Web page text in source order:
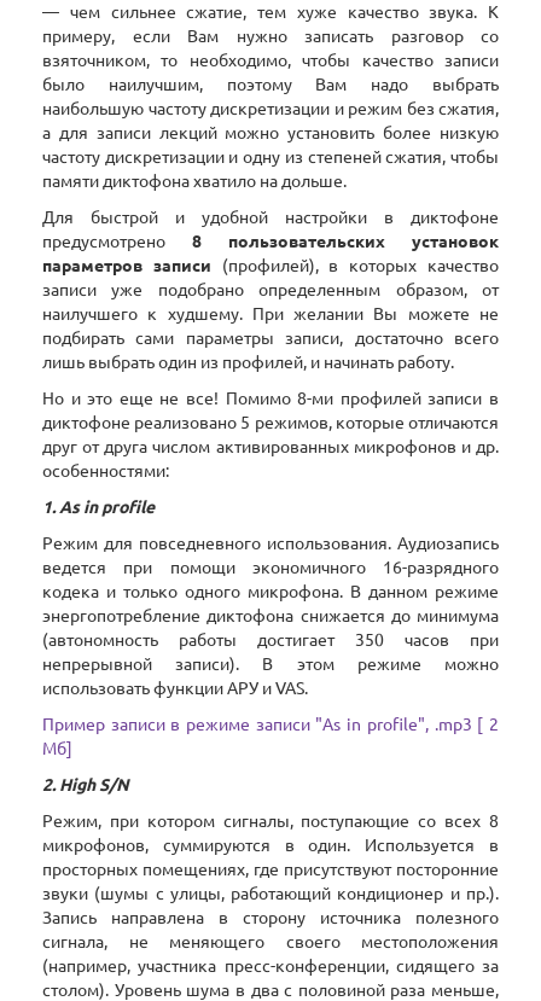
— чем сильнее сжатие, тем хуже качество звука. К
примеру, если Вам нужно записать разговор со
взяточником, то необходимо, чтобы качество записи
было наилучшим, поэтому Вам надо выбрать
наибольшую частоту дискретизации и режим без сжатия,
а для записи лекций можно установить более низкую
частоту дискретизации и одну из степеней сжатия, чтобы
памяти диктофона хватило на дольше.
Для быстрой и удобной настройки в диктофоне
предусмотрено 8 пользовательских установок
параметров записи (профилей), в которых качество
записи уже подобрано определенным образом, от
наилучшего к худшему. При желании Вы можете не
подбирать сами параметры записи, достаточно всего
лишь выбрать один из профилей, и начинать работу.
Но и это еще не все! Помимо 8-ми профилей записи в
диктофоне реализовано 5 режимов, которые отличаются
друг от друга числом активированных микрофонов и др.
особенностями:
1. As in profile
Режим для повседневного использования. Аудиозапись
ведется при помощи экономичного 16-разрядного
кодека и только одного микрофона. В данном режиме
энергопотребление диктофона снижается до минимума
(автономность работы достигает 350 часов при
непрерывной записи). В этом режиме можно
использовать функции АРУ и VAS.
Пример записи в режиме записи "As in profile", .mp3 [ 2
Мб]
2. High S/N
Режим, при котором сигналы, поступающие со всех 8
микрофонов, суммируются в один. Используется в
просторных помещениях, где присутствуют посторонние
звуки (шумы с улицы, работающий кондиционер и пр.).
Запись направлена в сторону источника полезного
сигнала, не меняющего своего местоположения
(например, участника пресс-конференции, сидящего за
столом). Уровень шума в два с половиной раза меньше,